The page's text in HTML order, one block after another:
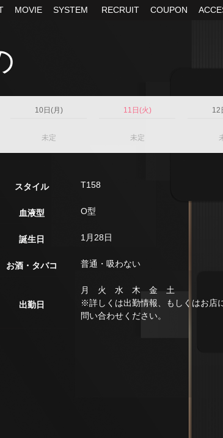
MOVIE SYSTEM RECRUIT COUPON
10日(月) 11日(火) 12
未定 未定
スタイル T158
血液型 O型
誕生日 1月28日
お酒・タバコ 普通・吸わない
出勤日
月 火 水 木 金 土
※詳しくは出勤情報、もしくはお店
問い合わせください。